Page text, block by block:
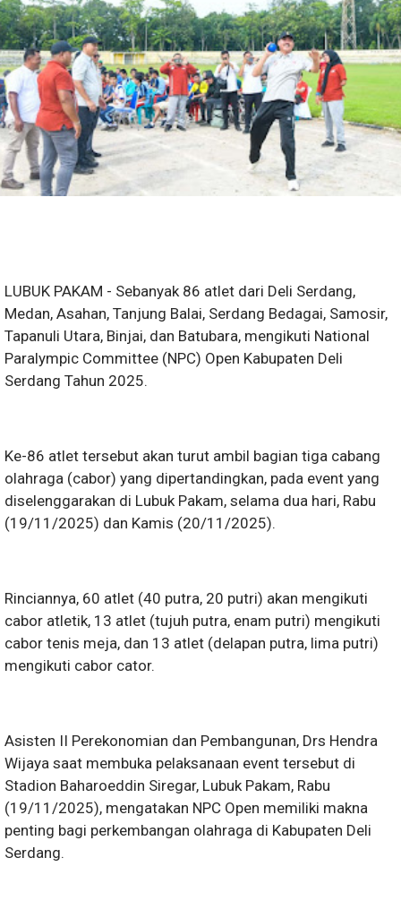
LUBUK PAKAM - Sebanyak 86 atlet dari Deli Serdang,
Medan, Asahan, Tanjung Balai, Serdang Bedagai, Samosir,
Tapanuli Utara, Binjai, dan Batubara, mengikuti National
Paralympic Committee (NPC) Open Kabupaten Deli
Serdang Tahun 2025.
Ke-86 atlet tersebut akan turut ambil bagian tiga cabang
olahraga (cabor) yang dipertandingkan, pada event yang
diselenggarakan di Lubuk Pakam, selama dua hari, Rabu
(19/11/2025) dan Kamis (20/11/2025).
Rinciannya, 60 atlet (40 putra, 20 putri) akan mengikuti
cabor atletik, 13 atlet (tujuh putra, enam putri) mengikuti
cabor tenis meja, dan 13 atlet (delapan putra, lima putri)
mengikuti cabor cator.
Asisten II Perekonomian dan Pembangunan, Drs Hendra
Wijaya saat membuka pelaksanaan event tersebut di
Stadion Baharoeddin Siregar, Lubuk Pakam, Rabu
(19/11/2025), mengatakan NPC Open memiliki makna
penting bagi perkembangan olahraga di Kabupaten Deli
Serdang.